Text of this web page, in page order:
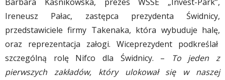
Ireneusz Pałac, zastępca prezydenta Świdnicy,
przedstawiciele firmy Takenaka, która wybuduje halę,
oraz reprezentacja załogi. Wiceprezydent podkreślał
szczególną rolę Nifco dla Świdnicy. –
To jeden z
pierwszych zakładów, który ulokował się w naszej